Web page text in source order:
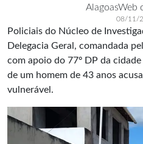
AlagoasWeb
08/11/
Policiais do Núcleo de
Delegacia Geral, comandada
com apoio do 77º DP da
de um homem de 43 anos
vulnerável.